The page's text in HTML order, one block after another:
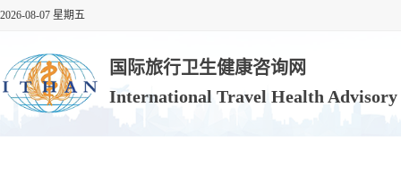
2026-08-07 星期五
国际旅行卫生健康咨询网
International Travel Health